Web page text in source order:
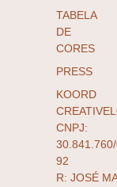
TABELA
DE
CORES
PRESS
KOORD
CNPJ:
92
R: JOSÉ